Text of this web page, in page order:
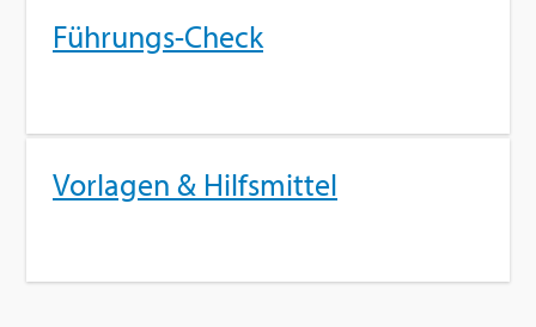
Füh­rungs-Check
Vor­la­gen & Hilfs­mit­tel